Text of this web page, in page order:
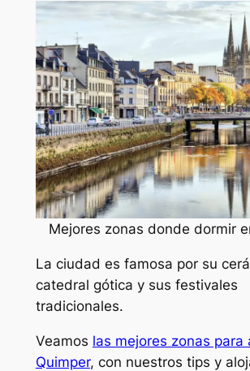
Mejores zonas donde dormir
La ciudad es famosa por su
catedral gótica y sus festivales
tradicionales.
Veamos las mejores zonas para
Quimper, con nuestros tips y